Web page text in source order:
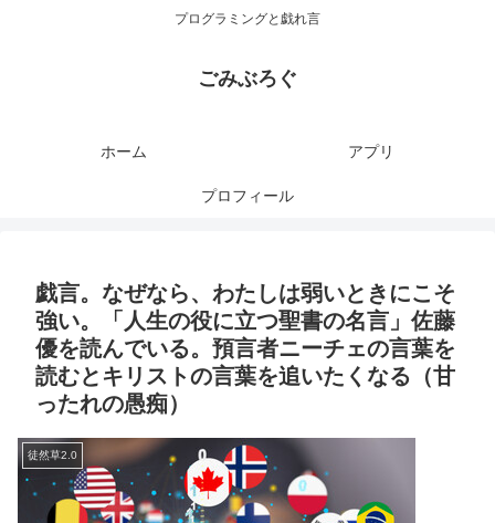
プログラミングと戯れ言
ごみぶろぐ
ホーム アプリ
プロフィール
戯言。なぜなら、わたしは弱いときにこそ
強い。「人生の役に立つ聖書の名言」佐藤
優を読んでいる。預言者ニーチェの言葉を
読むとキリストの言葉を追いたくなる（甘
ったれの愚痴）
徒然草2.0